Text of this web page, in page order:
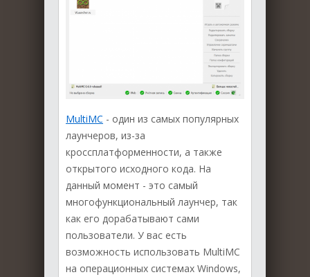
MultiMC - один из самых популярных
лаунчеров, из-за
кроссплатформенности, а также
открытого исходного кода. На
данный момент - это самый
многофункциональный лаунчер, так
как его дорабатывают сами
пользователи. У вас есть
возможность использовать MultiMC
на операционных системах Windows,